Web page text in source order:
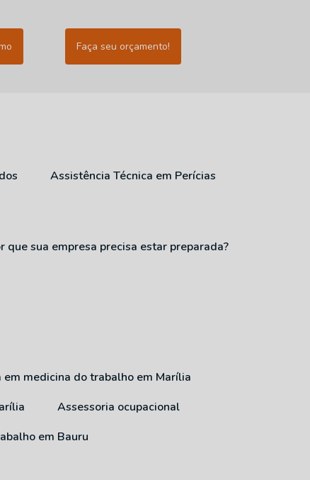
Faça seu orçamento!
Assistência Técnica em Perícias
que sua empresa precisa estar preparada?
em medicina do trabalho em Marília
Assessoria ocupacional
em Bauru